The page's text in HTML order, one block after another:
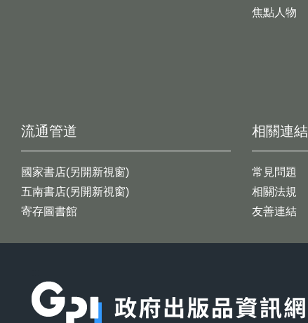
焦點人物
流通管道
國家書店(另開新視窗)
五南書店(另開新視窗)
寄存圖書館
相關連結
常見問題
相關法規
友善連結